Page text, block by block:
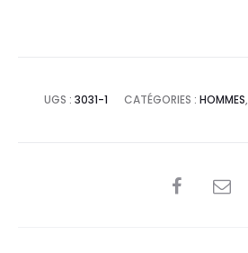
UGS : 3031-1 CATÉGORIES : HOMMES,
SHARE